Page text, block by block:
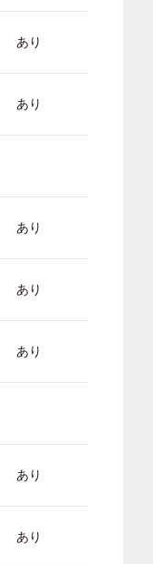
あり
あり
あり
あり
あり
あり
あり